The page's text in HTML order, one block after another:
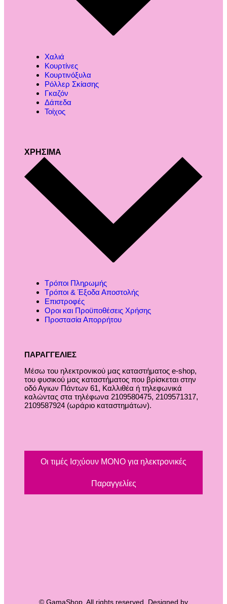
Χαλιά
Κουρτίνες
Κουρτινόξυλα
Ρόλλερ Σκίασης
Γκαζόν
Δάπεδα
Τοίχος
ΧΡΗΣΙΜΑ
Τρόποι Πληρωμής
Τρόποι & Έξοδα Αποστολής
Επιστροφές
Οροι και Προϋποθέσεις Χρήσης
Προστασία Απορρήτου
ΠΑΡΑΓΓΕΛΙΕΣ
Μέσω του ηλεκτρονικού μας καταστήματος e-shop,
του φυσικού μας καταστήματος που βρίσκεται στην
οδό Αγιων Πάντων 61, Καλλιθέα ή τηλεφωνικά
καλώντας στα τηλέφωνα 2109580475, 2109571317,
2109587924 (ωράριο καταστημάτων).
Οι τιμές Ισχύουν ΜΟΝΟ για ηλεκτρονικές
Παραγγελίες
© GamaShop. All rights reserved. Designed by